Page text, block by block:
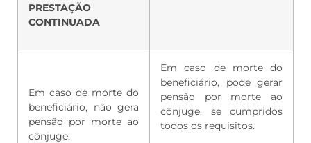
PRESTAÇÃO
CONTINUADA
Em caso de morte do
beneficiário, não gera
pensão por morte ao
cônjuge.
Em caso de morte do
beneficiário, pode gerar
pensão por morte ao
cônjuge, se cumpridos
todos os requisitos.